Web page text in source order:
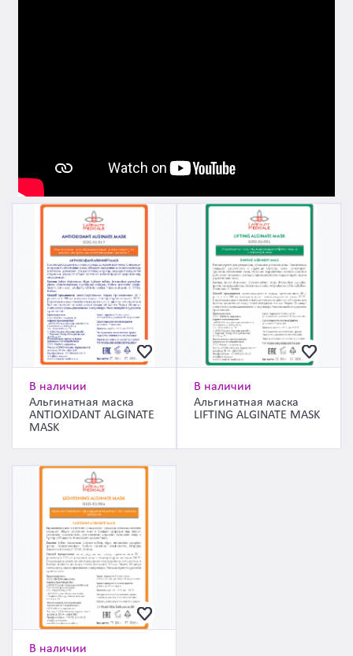
В наличии
Альгинатная маска
ANTIOXIDANT ALGINATE
MASK
В наличии
Альгинатная маска
LIFTING ALGINATE MASK
В наличии